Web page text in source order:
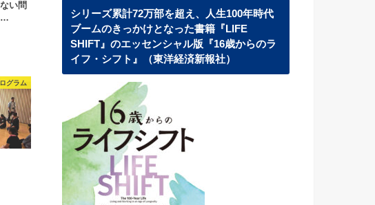
い問
…
グラム
シリーズ累計72万部を超え、人生100年時代
ブームのきっかけとなった書籍『LIFE
SHIFT』のエッセンシャル版『16歳からのラ
イフ・シフト』（東洋経済新報社）